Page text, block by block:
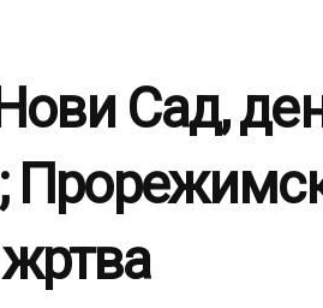
Сад,
жртва